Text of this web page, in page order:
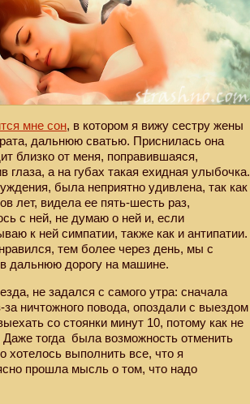
мне сон, в котором я вижу сестру жены
дальнюю сватью. Приснилась она
близко от меня, поправившаяся,
глаза, а на губах такая ехидная улыбочка.
была неприятно удивлена, так как
лет, видела ее пять-шесть раз,
с ней, не думаю о ней и, если
к ней симпатии, также как и антипатии.
тем более через день, мы с
дальнюю дорогу на машине.
не задался с самого утра: сначала
ничтожного повода, опоздали с выездом
со стоянки минут 10, потому как не
тогда была возможность отменить
хотелось выполнить все, что я
прошла мысль о том, что надо